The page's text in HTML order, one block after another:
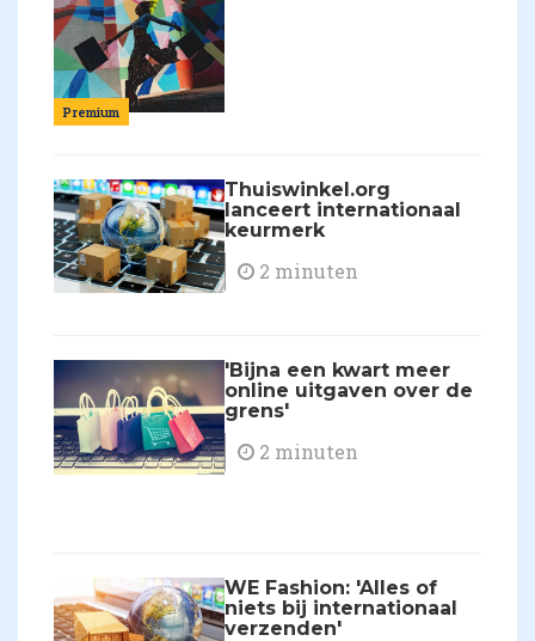
Premium
Thuiswinkel.org
lanceert internationaal
keurmerk
2 minuten
'Bijna een kwart meer
online uitgaven over de
grens'
2 minuten
​WE Fashion: 'Alles of
niets bij internationaal
verzenden'